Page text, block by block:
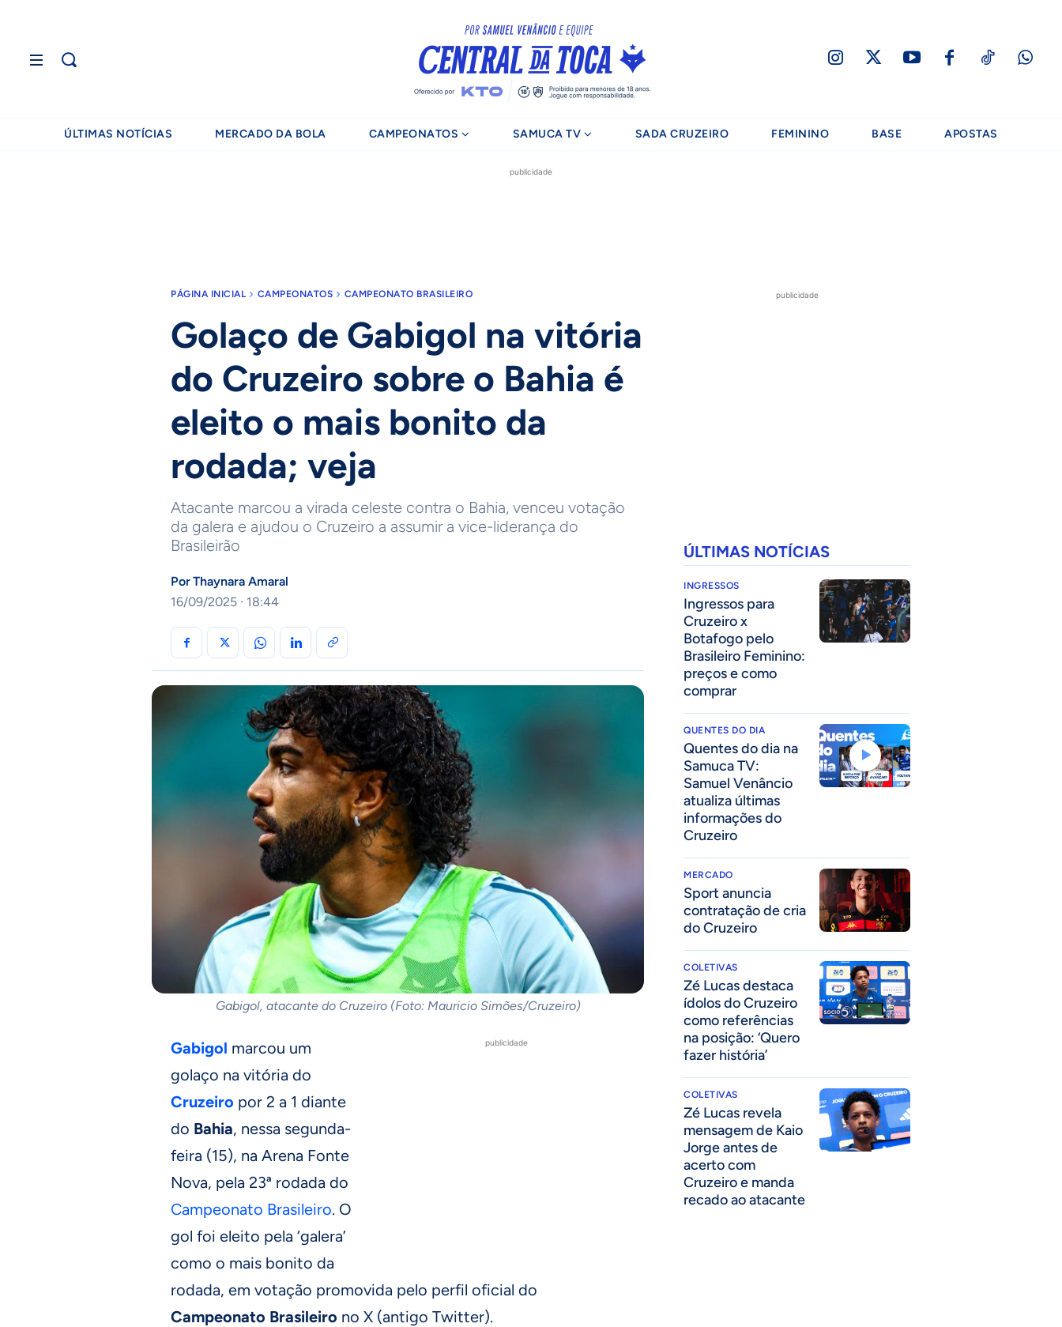
ÚLTIMAS NOTÍCIAS MERCADO DA BOLA CAMPEONATOS SAMUCA TV SADA CRUZEIRO FEMININO BASE APOSTAS
publicidade
PÁGINA INICIAL CAMPEONATOS CAMPEONATO BRASILEIRO
Golaço de Gabigol na vitória
do Cruzeiro sobre o Bahia é
eleito o mais bonito da
rodada; veja
Atacante marcou a virada celeste contra o Bahia, venceu votação
da galera e ajudou o Cruzeiro a assumir a vice-liderança do
Brasileirão
PorThaynara Amaral
16/09/2025 · 18:44
Gabigol, atacante do Cruzeiro (Foto: Mauricio Simões/Cruzeiro)
publicidade
Gabigol marcou um
golaço na vitória do
Cruzeiro por 2 a 1 diante
do Bahia, nessa segunda-
feira (15), na Arena Fonte
Nova, pela 23ª rodada do
Campeonato Brasileiro. O
gol foi eleito pela ‘galera’
como o mais bonito da
rodada, em votação promovida pelo perfil oficial do
Campeonato Brasileiro no X (antigo Twitter).
publicidade
ÚLTIMAS NOTÍCIAS
INGRESSOS
Ingressos para
Cruzeiro x
Botafogo pelo
Brasileiro Feminino:
preços e como
comprar
QUENTES DO DIA
Quentes do dia na
Samuca TV:
Samuel Venâncio
atualiza últimas
informações do
Cruzeiro
MERCADO
Sport anuncia
contratação de cria
do Cruzeiro
COLETIVAS
Zé Lucas destaca
ídolos do Cruzeiro
como referências
na posição: ‘Quero
fazer história’
COLETIVAS
Zé Lucas revela
mensagem de Kaio
Jorge antes de
acerto com
Cruzeiro e manda
recado ao atacante